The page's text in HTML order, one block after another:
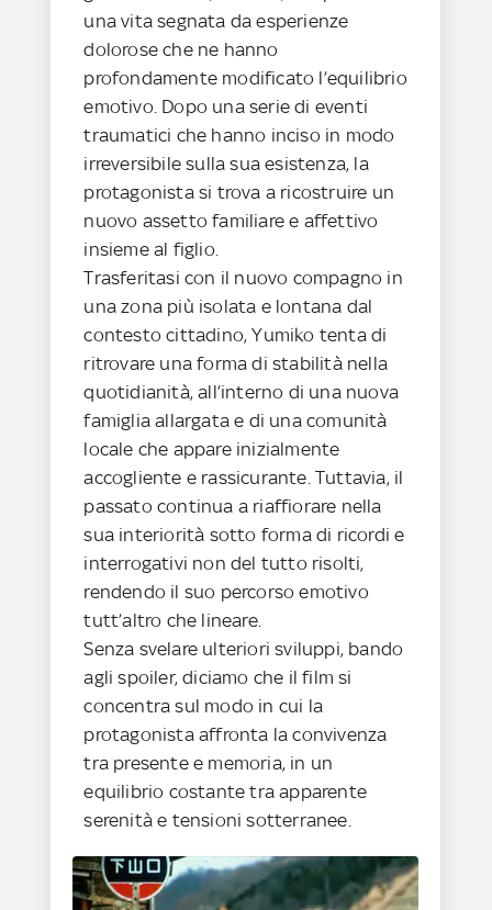
una vita segnata da esperienze
dolorose che ne hanno
profondamente modificato l’equilibrio
emotivo. Dopo una serie di eventi
traumatici che hanno inciso in modo
irreversibile sulla sua esistenza, la
protagonista si trova a ricostruire un
nuovo assetto familiare e affettivo
insieme al figlio.
Trasferitasi con il nuovo compagno in
una zona più isolata e lontana dal
contesto cittadino, Yumiko tenta di
ritrovare una forma di stabilità nella
quotidianità, all’interno di una nuova
famiglia allargata e di una comunità
locale che appare inizialmente
accogliente e rassicurante. Tuttavia, il
passato continua a riaffiorare nella
sua interiorità sotto forma di ricordi e
interrogativi non del tutto risolti,
rendendo il suo percorso emotivo
tutt’altro che lineare.
Senza svelare ulteriori sviluppi, bando
agli spoiler, diciamo che il film si
concentra sul modo in cui la
protagonista affronta la convivenza
tra presente e memoria, in un
equilibrio costante tra apparente
serenità e tensioni sotterranee.